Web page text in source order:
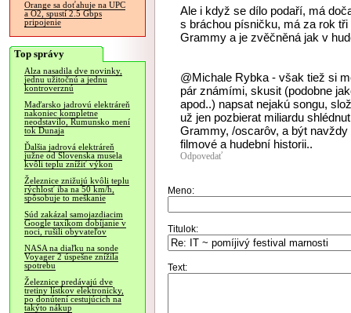
Orange sa doťahuje na UPC
a O2, spustí 2.5 Gbps
pripojenie
Top správy
Alza nasadila dve novinky,
jednu užitočnú a jednu
kontroverznú
Maďarsko jadrovú elektráreň
nakoniec kompletne
neodstavilo, Rumunsko mení
tok Dunaja
Ďalšia jadrová elektráreň
južne od Slovenska musela
kvôli teplu znížiť výkon
Železnice znižujú kvôli teplu
rýchlosť iba na 50 km/h,
spôsobuje to meškanie
Súd zakázal samojazdiacim
Google taxíkom dobíjanie v
noci, rušili obyvateľov
NASA na diaľku na sonde
Voyager 2 úspešne znížila
spotrebu
Železnice predávajú dve
tretiny lístkov elektronicky,
po donútení cestujúcich na
takýto nákup
Ale i když se dílo podaří, má
s bráchou písničku, má za rok
Grammy a je zvěčněná jak v
@Michale Rybka - však tiež si
pár známími, skusit (podobne
apod..) napsat nejakú songu,
už jen pozbierat miliardu
Grammy, /oscarôv, a být
filmové a hudební historii..
Odpovedať
Meno:
Titulok:
Text: